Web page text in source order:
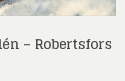
– Robertsfors